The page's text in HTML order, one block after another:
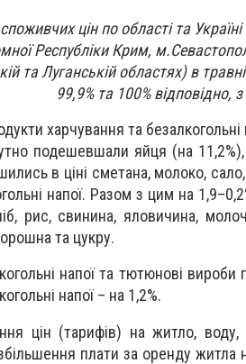
цін по області та
Республіки Крим,
та Луганській областях) в
99,9% та 100% відповідно,
харчування та
подешевшали яйця (на
в ціні сметана, молоко,
напої. Разом з цим на
рис, свинина, яловичина,
та цукру.
напої та тютюнові
напої – на 1,2%.
цін (тарифів) на житло,
плати за оренду житла